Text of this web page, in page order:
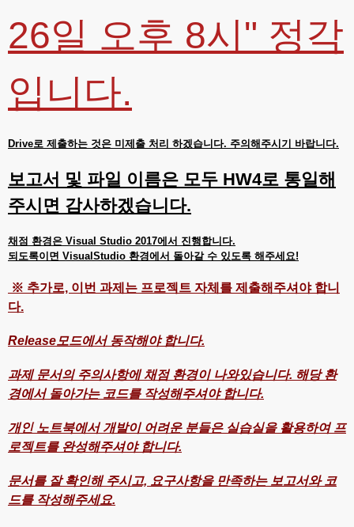
26일 오후 8시" 정각
입니다.
Drive로 제출하는 것은 미제출 처리 하겠습니다. 주의해주시기 바랍니다.
보고서 및 파일 이름은 모두 HW4로 통일해
주시면 감사하겠습니다.
채점 환경은 Visual Studio 2017에서 진행합니다.
되도록이면 VisualStudio 환경에서 돌아갈 수 있도록 해주세요!
※ 추가로, 이번 과제는 프로젝트 자체를 제출해주셔야 합니
다.
Release모드에서 동작해야 합니다.
과제 문서의 주의사항에 채점 환경이 나와있습니다. 해당 환
경에서 돌아가는 코드를 작성해주셔야 합니다.
개인 노트북에서 개발이 어려운 분들은 실습실을 활용하여 프
로젝트를 완성해주셔야 합니다.
문서를 잘 확인해 주시고, 요구사항을 만족하는 보고서와 코
드를 작성해주세요.